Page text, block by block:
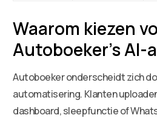
Waarom kiezen
Autoboeker’s AI-
Autoboeker onderscheidt zich
automatisering. Klanten
dashboard, sleepfunctie of